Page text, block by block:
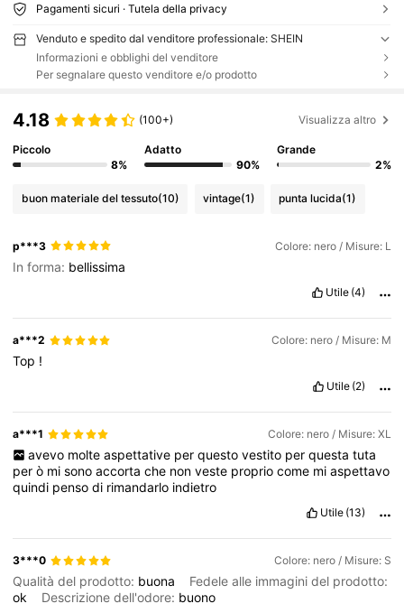
Pagamenti sicuri · Tutela della privacy
Venduto e spedito dal venditore professionale: SHEIN
Informazioni e obblighi del venditore
Per segnalare questo venditore e/o prodotto
4.18 (100+) Visualizza altro
Piccolo
8%
Adatto
90%
Grande
2%
buon materiale del tessuto(10) vintage(1) punta lucida(1)
p***3 Colore: nero / Misure: L
In forma: bellissima
Utile (4)
a***2 Colore: nero / Misure: M
Top !
Utile (2)
a***1 Colore: nero / Misure: XL
avevo molte aspettative per questo vestito per questa tuta
però misonoaccortache nonveste propriocome miaspettavo
quindi pensodi rimandarlo indietro
Utile (13)
3***0 Colore: nero / Misure: S
Qualità del prodotto: buona
Fedele alle immagini del prodotto:
ok
Descrizione dell'odore: buono